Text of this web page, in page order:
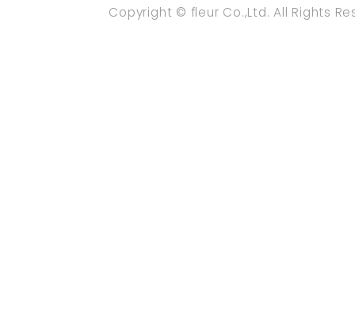
Copyright © fleur Co.,Ltd. All Rights